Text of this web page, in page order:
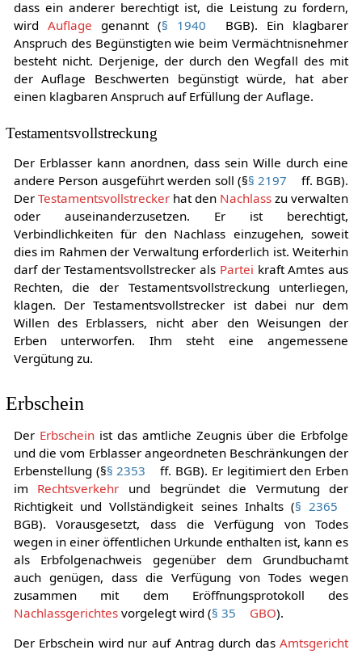
Vermächtnisnehmer zu einer Leistung verpflichtet, ohne
dass ein anderer berechtigt ist, die Leistung zu fordern,
wirdAuflage genannt (§ 1940
BGB). Ein klagbarer
Anspruch des Begünstigten wie beim Vermächtnisnehmer
besteht nicht. Derjenige, der durch den Wegfall des mit
der Auflage Beschwerten begünstigt würde, hat aber
Der Erblasser kann anordnen, dass sein Wille durch eine
andere Person ausgeführt werden soll (§§ 2197
ff. BGB).
DerTestamentsvollstreckerhat denNachlass
zu verwalten
oder auseinanderzusetzen. Er ist berechtigt,
Verbindlichkeiten für den Nachlass einzugehen, soweit
dies im Rahmen der Verwaltung erforderlich ist. Weiterhin
darf der Testamentsvollstrecker alsParteikraft Amtes aus
Rechten, die der Testamentsvollstreckung unterliegen,
klagen. Der Testamentsvollstrecker ist dabei nur dem
Willen des Erblassers, nicht aber den Weisungen der
Erben unterworfen. Ihm steht eine angemessene
DerErbscheinist das amtliche Zeugnis über die Erbfolge
und die vom Erblasser angeordneten Beschränkungen der
Erbenstellung (§§ 2353
ff. BGB). Er legitimiert den Erben
imRechtsverkehrund begründet die Vermutung der
Richtigkeit und Vollständigkeit seines Inhalts (§ 2365
BGB). Vorausgesetzt, dass die Verfügung von Todes
wegen in einer öffentlichen Urkunde enthalten ist, kann es
als Erbfolgenachweis gegenüber dem Grundbuchamt
auch genügen, dass die Verfügung von Todes wegen
zusammen mit dem Eröffnungsprotokoll des